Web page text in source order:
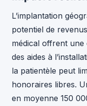
L’implantation
potentiel de
médical offrent une
des aides à
la patientèle peut
honoraires libres.
en moyenne 150